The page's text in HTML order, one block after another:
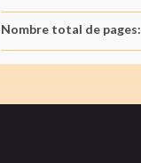
Nombre total de pages: